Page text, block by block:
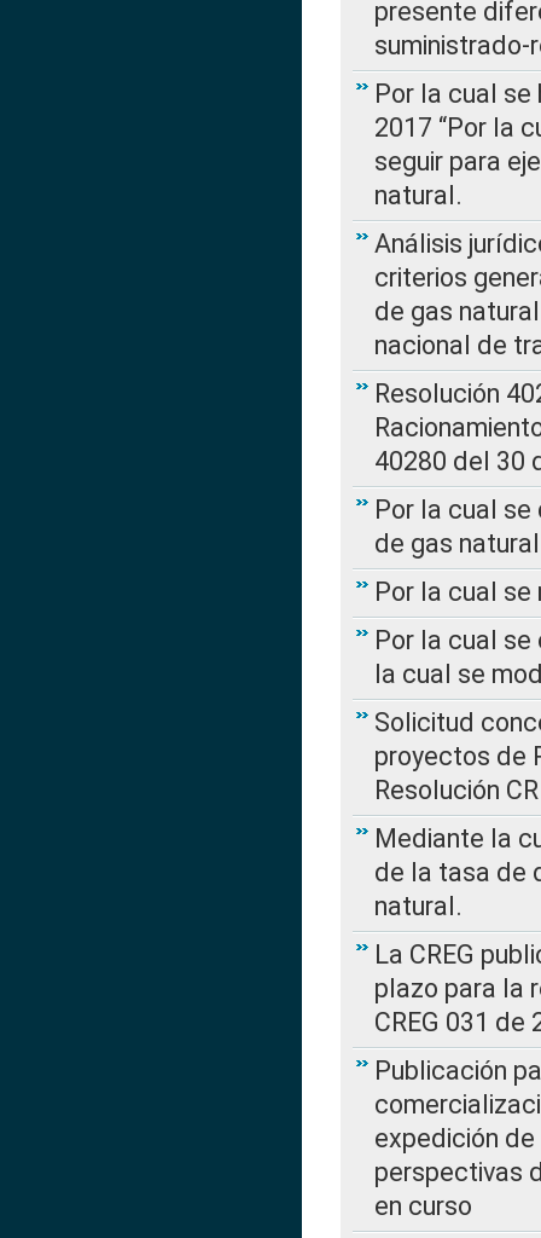
presente
Por la cual se
2017 “Por la
seguir para
natural.
Análisis
criterios
de gas
nacional de
Resolución
40280 del 30
Por la cual
de gas natural
Por la cual se
Por la cual se
la cual se
Solicitud
proyectos de
Resolución
Mediante la
de la tasa de
natural.
La CREG
plazo para la
CREG 031 de
Publicación
expedición de
perspectivas
en curso